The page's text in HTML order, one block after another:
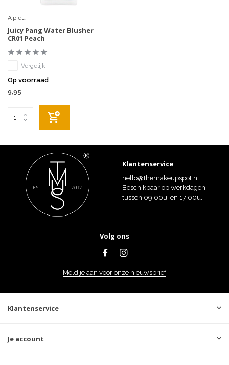
A'pieu
Juicy Pang Water Blusher
CR01 Peach
Vergelijk
Op voorraad
9,95
Klantenservice
hello@themakeupspot.nl
Beschikbaar op werkdagen
tussen 09:00u. en 17:00u.
Volg ons
Meld je aan voor onze nieuwsbrief
Klantenservice
Je account